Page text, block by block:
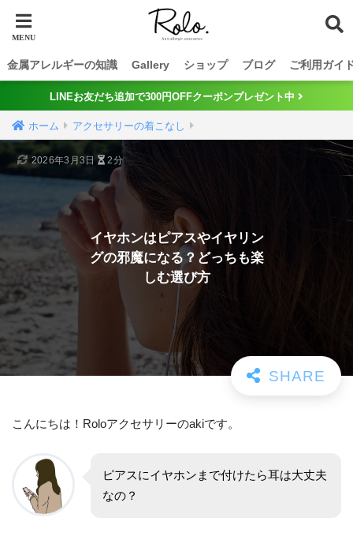
金属アレルギーの知識 Gallery ショップ ブログ ご利用ガイ
LINEお友だち追加で300円OFFクーポンプレゼント中
ホーム アクセサリーの着こなし
イヤホンはピアスやイヤリン
グの邪魔になる？どっちも楽
しむ選び方
2026年3月3日 2分
こんにちは！Roloアクセサリーのakiです。
ピアスにイヤホンまで付けたら耳は大丈夫
なの？